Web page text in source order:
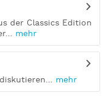
der Classics Edition
mehr
mehr